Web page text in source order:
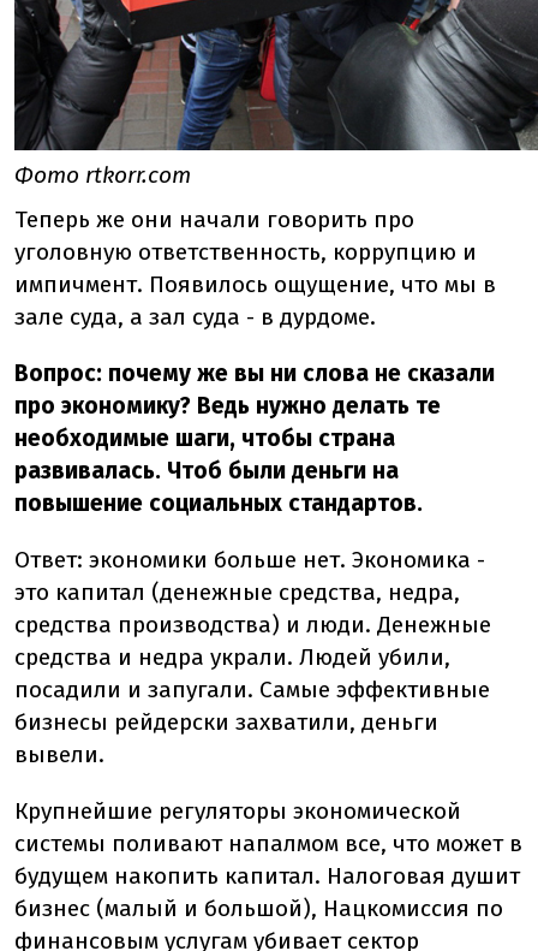
Фото rtkorr.com
Теперь же они начали говорить про
уголовную ответственность, коррупцию и
импичмент. Появилось ощущение, что мы в
зале суда, а зал суда - в дурдоме.
Вопрос: почему же вы ни слова не сказали
про экономику? Ведь нужно делать те
необходимые шаги, чтобы страна
развивалась. Чтоб были деньги на
повышение социальных стандартов.
Ответ: экономики больше нет. Экономика -
это капитал (денежные средства, недра,
средства производства) и люди. Денежные
средства и недра украли. Людей убили,
посадили и запугали. Самые эффективные
бизнесы рейдерски захватили, деньги
вывели.
Крупнейшие регуляторы экономической
системы поливают напалмом все, что может в
будущем накопить капитал. Налоговая душит
бизнес (малый и большой), Нацкомиссия по
финансовым услугам убивает сектор